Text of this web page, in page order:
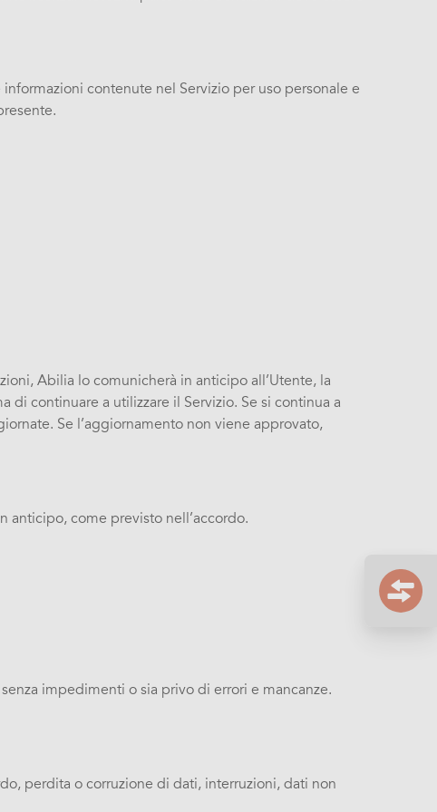
contenute nel Servizio per uso personale e
Abilia lo comunicherà in anticipo all’Utente, la
continuare a utilizzare il Servizio. Se si continua a
Se l’aggiornamento non viene approvato,
come previsto nell’accordo.
impedimenti o sia privo di errori e mancanze.
perdita o corruzione di dati, interruzioni, dati non